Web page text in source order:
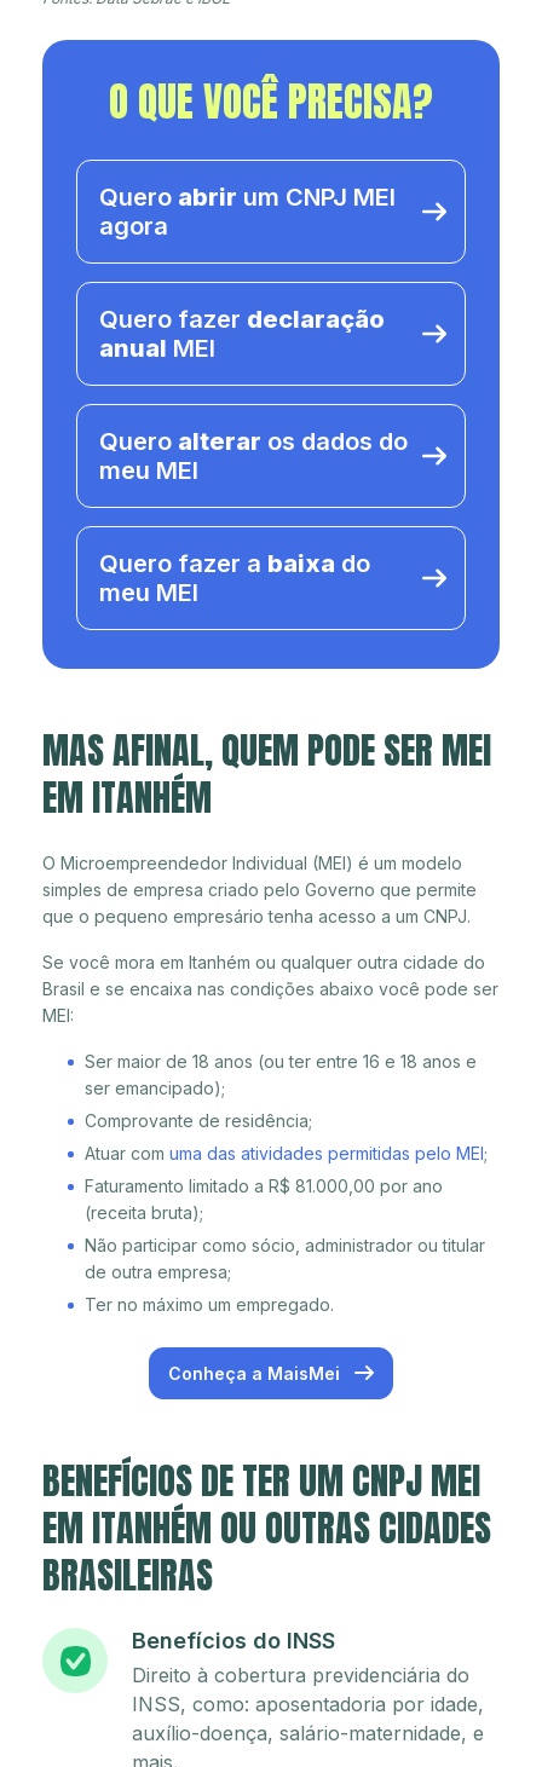
O QUE VOCÊ PRECISA?
Quero abrir um CNPJ MEI
agora
Quero fazer declaração
anual MEI
Quero alterar os dados do
meu MEI
Quero fazer a baixa do
meu MEI
MAS AFINAL, QUEM PODE SER MEI
EM ITANHÉM
O Microempreendedor Individual (MEI) é um modelo
simples de empresa criado pelo Governo que permite
que o pequeno empresário tenha acesso a um CNPJ.
Se você mora em Itanhém ou qualquer outra cidade do
Brasil e se encaixa nas condições abaixo você pode ser
MEI:
Ser maior de 18 anos (ou ter entre 16 e 18 anos e
ser emancipado);
Comprovante de residência;
Atuar com uma das atividades permitidas pelo MEI;
Faturamento limitado a R$ 81.000,00 por ano
(receita bruta);
Não participar como sócio, administrador ou titular
de outra empresa;
Ter no máximo um empregado.
Conheça a MaisMei
BENEFÍCIOS DE TER UM CNPJ MEI
EM ITANHÉM OU OUTRAS CIDADES
BRASILEIRAS
Benefícios do INSS
Direito à cobertura previdenciária do
INSS, como: aposentadoria por idade,
auxílio-doença, salário-maternidade, e